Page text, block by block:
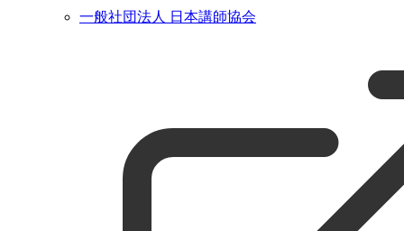
一般社団法人 日本講師協会